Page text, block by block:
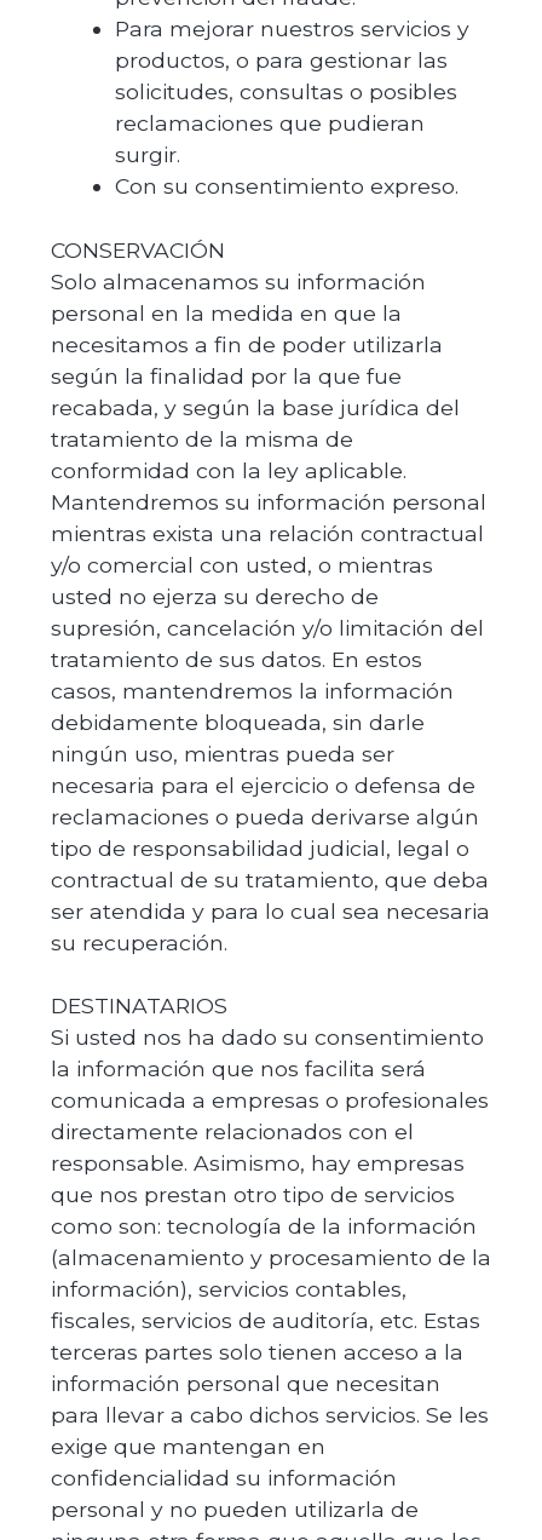
Para mejorar nuestros servicios y
productos, o para gestionar las
solicitudes, consultas o posibles
reclamaciones que pudieran
surgir.
Con su consentimiento expreso.
CONSERVACIÓN
Solo almacenamos su información
personal en la medida en que la
necesitamos a fin de poder utilizarla
según la finalidad por la que fue
recabada, y según la base jurídica del
tratamiento de la misma de
conformidad con la ley aplicable.
Mantendremos su información personal
mientras exista una relación contractual
y/o comercial con usted, o mientras
usted no ejerza su derecho de
supresión, cancelación y/o limitación del
tratamiento de sus datos. En estos
casos, mantendremos la información
debidamente bloqueada, sin darle
ningún uso, mientras pueda ser
necesaria para el ejercicio o defensa de
reclamaciones o pueda derivarse algún
tipo de responsabilidad judicial, legal o
contractual de su tratamiento, que deba
ser atendida y para lo cual sea necesaria
su recuperación.
DESTINATARIOS
Si usted nos ha dado su consentimiento
la información que nos facilita será
comunicada a empresas o profesionales
directamente relacionados con el
responsable. Asimismo, hay empresas
que nos prestan otro tipo de servicios
como son: tecnología de la información
(almacenamiento y procesamiento de la
información), servicios contables,
fiscales, servicios de auditoría, etc. Estas
terceras partes solo tienen acceso a la
información personal que necesitan
para llevar a cabo dichos servicios. Se les
exige que mantengan en
confidencialidad su información
personal y no pueden utilizarla de